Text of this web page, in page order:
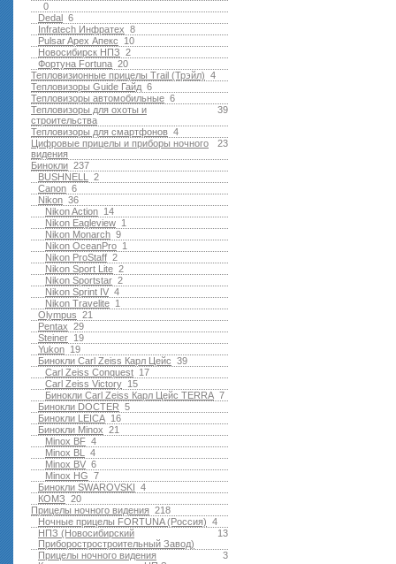
0
6
Dedal
8
Infratech Инфратех
10
Pulsar Apex Апекс
2
Новосибирск НПЗ
20
Фортуна Fortuna
4
Тепловизионные прицелы Trail (Трэйл)
6
Тепловизоры Guide Гайд
6
Тепловизоры автомобильные
39
Тепловизоры для охоты и
строительства
4
Тепловизоры для смартфонов
23
Цифровые прицелы и приборы ночного
видения
237
Бинокли
2
BUSHNELL
6
Canon
36
Nikon
14
Nikon Action
1
Nikon Eagleview
9
Nikon Monarch
1
Nikon OceanPro
2
Nikon ProStaff
2
Nikon Sport Lite
2
Nikon Sportstar
4
Nikon Sprint IV
1
Nikon Travelite
21
Olympus
29
Pentax
19
Steiner
19
Yukon
39
Бинокли Carl Zeiss Карл Цейс
17
Carl Zeiss Conquest
15
Carl Zeiss Victory
7
Бинокли Carl Zeiss Карл Цейс TERRA
5
Бинокли DOCTER
16
Бинокли LEICA
21
Бинокли Minox
4
Minox BF
4
Minox BL
6
Minox BV
7
Minox HG
4
Бинокли SWAROVSKI
20
КОМЗ
218
Прицелы ночного видения
4
Ночные прицелы FORTUNA (Россия)
13
НПЗ (Новосибирский
Приборостростроительный Завод)
3
Прицелы ночного видения